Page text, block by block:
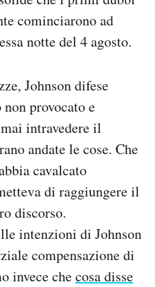
cominciarono ad
notte del 4 agosto.
Johnson difese
provocato e
intravedere il
andate le cose. Che
cavalcato
di raggiungere il
discorso.
intenzioni di Johnson
compensazione di
invece checosa disse